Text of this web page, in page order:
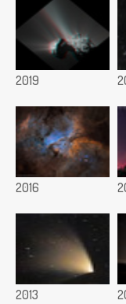
2019
2016
2013